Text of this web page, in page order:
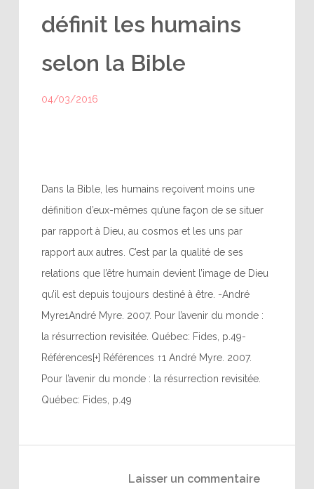
définit les humains
selon la Bible
04/03/2016
Dans la Bible, les humains reçoivent moins une
définition d’eux-mêmes qu’une façon de se situer
par rapport à Dieu, au cosmos et les uns par
rapport aux autres. C’est par la qualité de ses
relations que l’être humain devient l’image de Dieu
qu’il est depuis toujours destiné à être. -André
Myre1André Myre. 2007. Pour l’avenir du monde :
la résurrection revisitée. Québec: Fides, p.49-
Références[+] Références ↑1 André Myre. 2007.
Pour l’avenir du monde : la résurrection revisitée.
Québec: Fides, p.49
Laisser un commentaire